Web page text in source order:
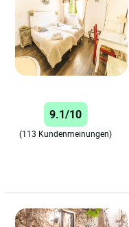
9.1/10
(113 Kundenmeinungen)